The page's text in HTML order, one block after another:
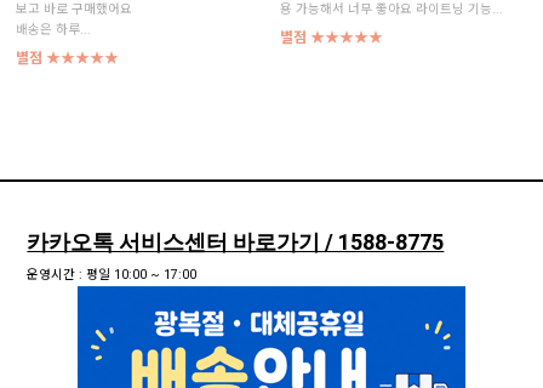
보고 바로 구매했어요
배송은 하루...
별점 ★★★★★
용 가능해서 너무 좋아요 라이트닝 기능...
별점 ★★★★★
카카오톡 서비스센터 바로가기 / 1588-8775
운영시간 : 평일 10:00 ~ 17:00
빠른 부품구매 주소 바로가기